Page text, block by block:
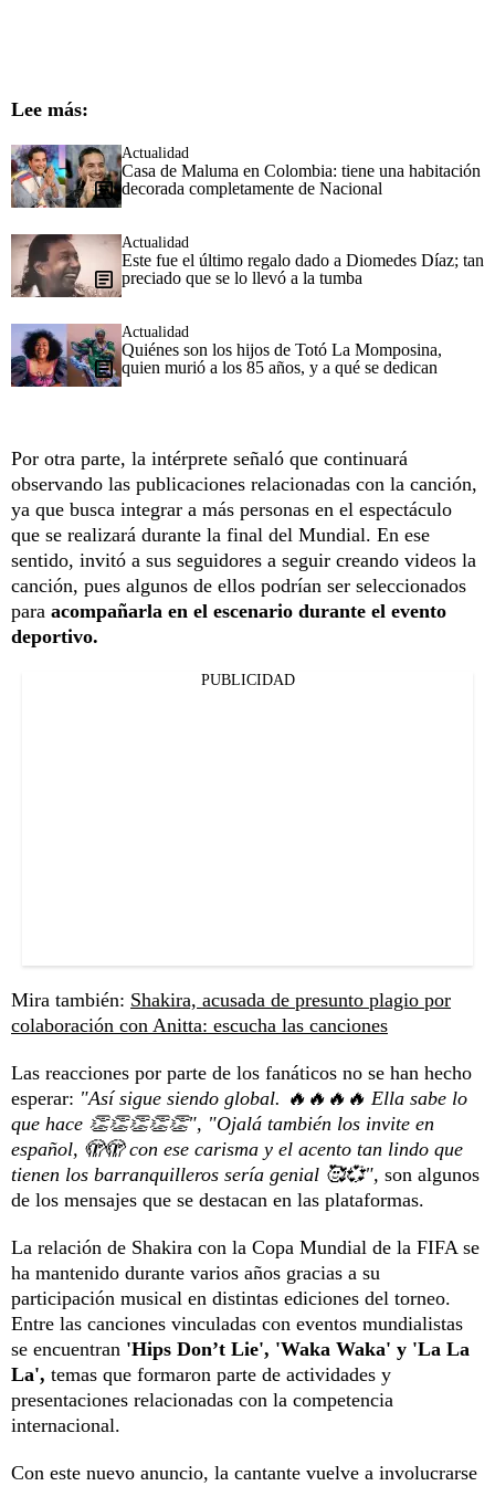
Lee más:
Actualidad
Casa de Maluma en Colombia: tiene una habitación
decorada completamente de Nacional
Actualidad
Este fue el último regalo dado a Diomedes Díaz; tan
preciado que se lo llevó a la tumba
Actualidad
Quiénes son los hijos de Totó La Momposina,
quien murió a los 85 años, y a qué se dedican
Por otra parte, la intérprete señaló que continuará
observando las publicaciones relacionadas con la canción,
ya que busca integrar a más personas en el espectáculo
que se realizará durante la final del Mundial. En ese
sentido, invitó a sus seguidores a seguir creando videos la
canción, pues algunos de ellos podrían ser seleccionados
para acompañarla en el escenario durante el evento
deportivo.
PUBLICIDAD
Mira también: Shakira, acusada de presunto plagio por
colaboración con Anitta: escucha las canciones
Las reacciones por parte de los fanáticos no se han hecho
esperar: "Así sigue siendo global. 🔥🔥🔥🔥 Ella sabe lo
que hace 👏👏👏👏👏", "Ojalá también los invite en
español, 🫣🫣 con ese carisma y el acento tan lindo que
tienen los barranquilleros sería genial 🥰💞", son algunos
de los mensajes que se destacan en las plataformas.
La relación de Shakira con la Copa Mundial de la FIFA se
ha mantenido durante varios años gracias a su
participación musical en distintas ediciones del torneo.
Entre las canciones vinculadas con eventos mundialistas
se encuentran 'Hips Don’t Lie', 'Waka Waka' y 'La La
La', temas que formaron parte de actividades y
presentaciones relacionadas con la competencia
internacional.
Con este nuevo anuncio, la cantante vuelve a involucrarse